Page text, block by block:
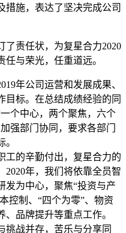
措施，表达了坚决完成公司
责任状，为复星合力2020
与荣光，任重道远。
年公司运营和发展成果、
目标。在总结成绩经验的同
个中心，两个聚焦，六个
强部门协同，要求各部门
的辛勤付出，复星合力的
2020年，我们将依靠全员智
发为中心，聚焦“投资与产
控制、“四个为零”、物资
品牌提升等重点工作。
战并存，苦乐与分享同